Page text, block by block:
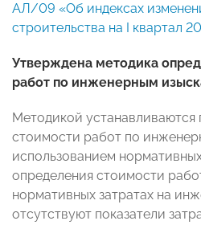
АЛ/09 «Об индексах
строительства на I квартал
Утверждена методика
работ по инженерным
Методикой устанавливаются
стоимости работ по
использованием
определения стоимости
нормативных затратах на
отсутствуют показатели